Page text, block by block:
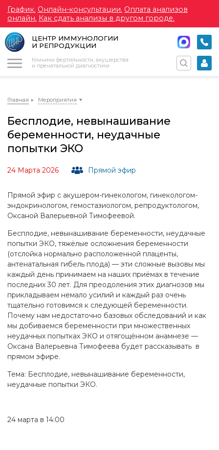
График. Онлайн-консультации. Оплата анализов
онлайн. Как сдать анализы в другом городе.
ЦЕНТР ИММУНОЛОГИИ
И РЕПРОДУКЦИИ
Клиники фертильности, акушерства
и пренатальной диагностики
Главная Мероприятия
Бесплодие, невынашивание
беременности, неудачные
попытки ЭКО
24 Марта 2026 Прямой эфир
Прямой эфир с акушером-гинекологом, гинекологом-
эндокринологом, гемостазиологом, репродуктологом,
Оксаной Валерьевной Тимофеевой.
Бесплодие, невынашивание беременности, неудачные
попытки ЭКО, тяжёлые осложнения беременности
(отслойка нормально расположенной плаценты,
антенатальная гибель плода) — эти сложные вызовы мы
каждый день принимаем на наших приёмах в течение
последних 30 лет. Для преодоления этих диагнозов мы
прикладываем немало усилий и каждый раз очень
тщательно готовимся к следующей беременности.
Почему нам недостаточно базовых обследований и как
мы добиваемся беременности при множественных
неудачных попытках ЭКО и отягощённом анамнезе —
Оксана Валерьевна Тимофеева будет рассказывать в
прямом эфире.
Тема: Бесплодие, невынашивание беременности,
неудачные попытки ЭКО.
24 марта в 14:00